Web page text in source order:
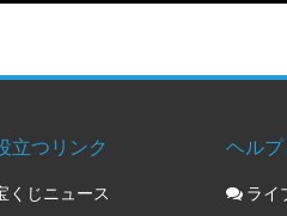
立つリンク
くじニュース
ヘル
ライ